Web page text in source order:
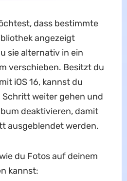
dass bestimmte
angezeigt
sie alternativ in ein
verschieben. Besitzt du
iOS 16, kannst du
Schritt weiter gehen und
deaktivieren, damit
ausgeblendet werden.
du Fotos auf deinem
kannst: